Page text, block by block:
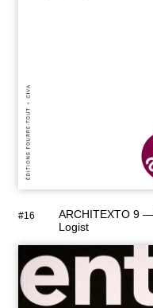
#16
ARCHITEXTO 9
Logist